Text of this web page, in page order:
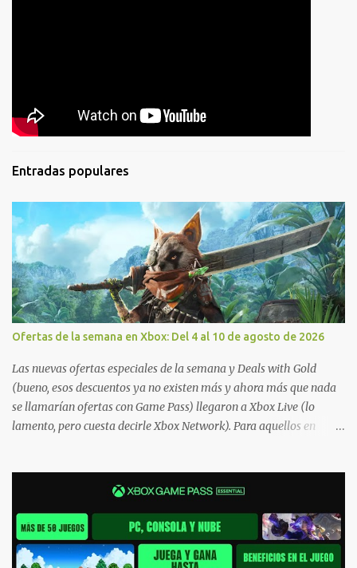
Entradas populares
Ofertas de la semana en Xbox: Del 4 al 10 de agosto de 2026
Las nuevas ofertas especiales de la semana y Deals with Gold
(bueno, esos descuentos ya no existen más y ahora más que nada
se llamarían ofertas con Game Pass) llegaron a Xbox Live (lo
lamento, pero cuesta decirle Xbox Network). Para aquellos en
jugarlos y mantener un progreso compartido en Windows PC y
Xbox, y tenemos un listado de juegos compatibles por acá . ¿Aún
necesitas una mano con las compras? Tenemos un tutorial extenso
o en vídeo para que se quiten todas las dudas generales de cómo
hacer compras en Xbox . Podes consultar un listado más completo